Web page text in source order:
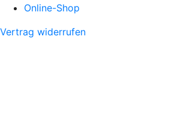
Online-Shop
Vertrag widerrufen